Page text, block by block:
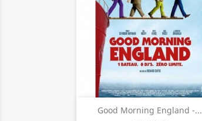
Good Morning England -...
Aperçu rapide